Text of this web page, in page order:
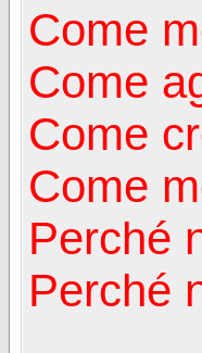
Come
Come
Come
Come
Perché
Perché